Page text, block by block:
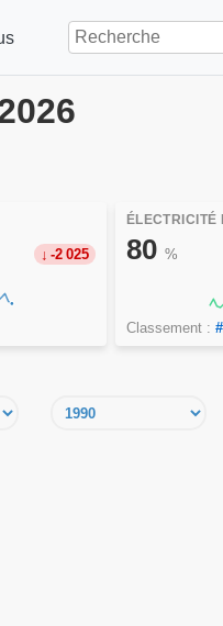
-2 025 80 %
Classement :